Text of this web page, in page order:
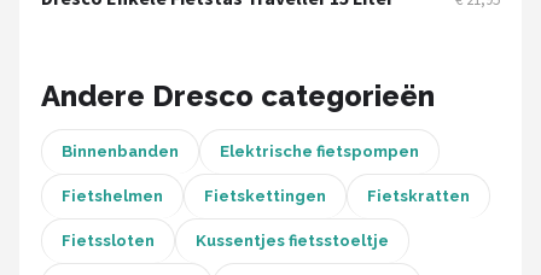
Cortina
Alle merken →
Andere Dresco categorieën
Binnenbanden Elektrische fietspompen
Fietshelmen Fietskettingen Fietskratten
Fietssloten Kussentjes fietsstoeltje